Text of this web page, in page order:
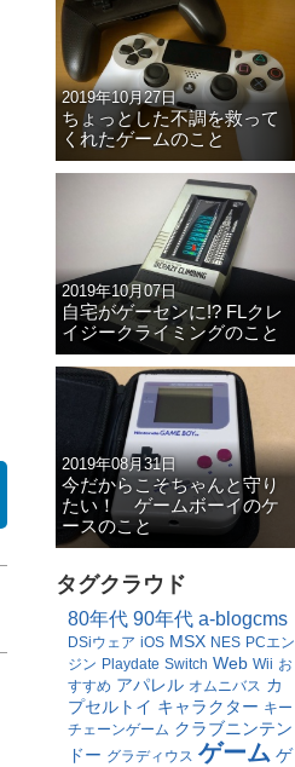
2019年10月27日
ちょっとした不調を救って
くれたゲームのこと
2019年10月07日
自宅がゲーセンに!? FLクレ
イジークライミングのこと
2019年08月31日
今だからこそちゃんと守り
たい！ ゲームボーイのケ
ースのこと
タグクラウド
80年代 90年代 a-blogcms
DSiウェア iOS MSX NES PCエン
ジン Playdate Switch Web Wii お
すすめ アパレル オムニバス カ
プセルトイ キャラクター キー
チェーンゲーム クラブニンテン
ドー グラディウス ゲーム ゲ